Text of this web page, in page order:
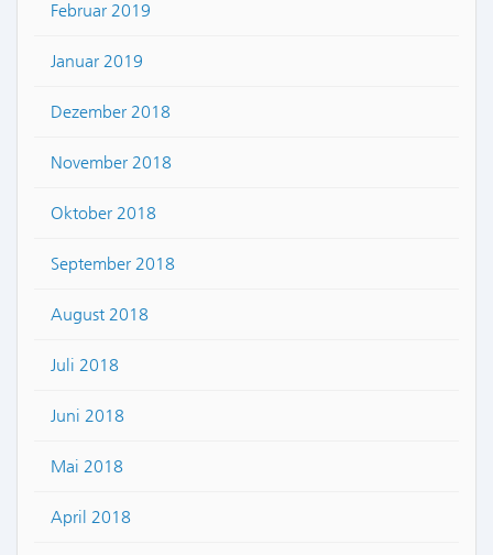
Februar 2019
Januar 2019
Dezember 2018
November 2018
Oktober 2018
September 2018
August 2018
Juli 2018
Juni 2018
Mai 2018
April 2018